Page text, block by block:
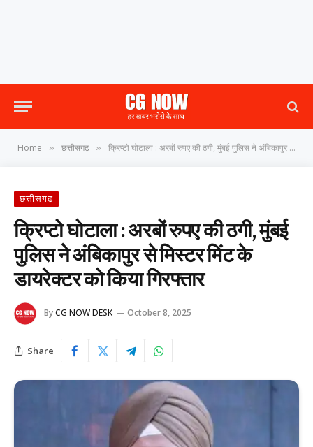
Home » छत्तीसगढ़ » क्रिप्टो घोटाला : अरबों रुपए की ठगी, मुंबई पुलिस ने अंबिकापुर से मिस्टर मिंट के डायरेक्टर को किया गिरफ्तार
छत्तीसगढ़
क्रिप्टो घोटाला : अरबों रुपए की ठगी, मुंबई
पुलिस ने अंबिकापुर से मिस्टर मिंट के
डायरेक्टर को किया गिरफ्तार
ByCG NOW DESK October 8, 2025
Share